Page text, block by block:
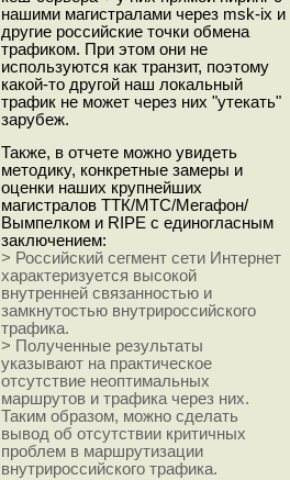
нашими магистралами через msk-ix и
другие российские точки обмена
трафиком. При этом они не
используются как транзит, поэтому
какой-то другой наш локальный
трафик не может через них "утекать"
зарубеж.
Также, в отчете можно увидеть
методику, конкретные замеры и
оценки наших крупнейших
магистралов ТТК/МТС/Мегафон/
Вымпелком и RIPE с единогласным
заключением:
> Российский сегмент сети Интернет
характеризуется высокой
внутренней связанностью и
замкнутостью внутрироссийского
трафика.
> Полученные результаты
указывают на практическое
отсутствие неоптимальных
маршрутов и трафика через них.
Таким образом, можно сделать
вывод об отсутствии критичных
проблем в маршрутизации
внутрироссийского трафика.